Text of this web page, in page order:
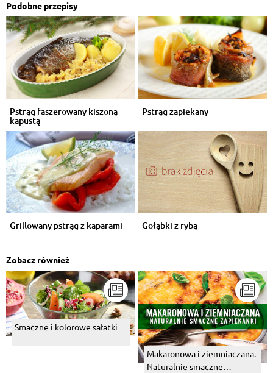
Podobne przepisy
Pstrąg faszerowany kiszoną
kapustą
Pstrąg zapiekany
Grillowany pstrąg z kaparami Gołąbki z rybą
Zobacz również
Smaczne i kolorowe sałatki
Makaronowa i ziemniaczana.
Naturalnie smaczne